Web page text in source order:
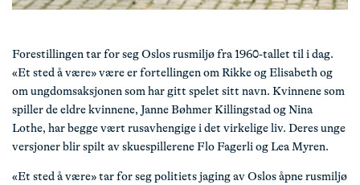
Forestillingen tar for seg Oslos rusmiljø fra 1960-tallet til i dag.
«Et sted å være» være er fortellingen om Rikke og Elisabeth og
om ungdomsaksjonen som har gitt spelet sitt navn. Kvinnene som
spiller de eldre kvinnene, Janne Bøhmer Killingstad og Nina
Lothe, har begge vært rusavhengige i det virkelige liv. Deres unge
versjoner blir spilt av skuespillerene Flo Fagerli og Lea Myren.
«Et sted å være» tar for seg politiets jaging av Oslos åpne rusmiljø